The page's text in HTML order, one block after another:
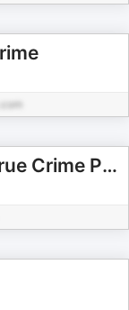
ARD Crime Time – Der True Crime Podcast